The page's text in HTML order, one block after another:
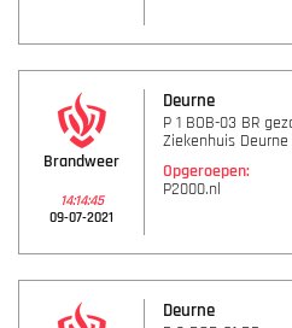
Brandweer
14:14:45
09-07-2021
Deurne
P 1 BOB-03 BR
Ziekenhuis
Opgeroepen:
P2000.nl
Deurne